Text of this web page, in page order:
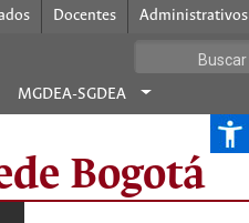
Docentes Administrativos
MGDEA-SGDEA
Bogotá